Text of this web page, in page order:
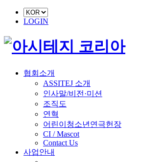
LOGIN
협회소개
ASSITEJ 소개
인사말/비전·미션
조직도
연혁
어린이청소년연극헌장
CI / Mascot
Contact Us
사업안내